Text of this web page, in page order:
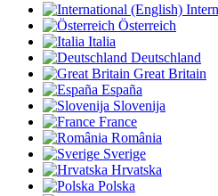
Österreich
Italia
Deutschland
Great Britain
España
Slovenija
France
România
Sverige
Hrvatska
Polska